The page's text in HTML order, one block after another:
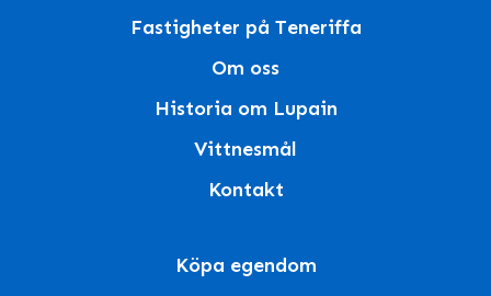
Fastigheter på Teneriffa
Om oss
Historia om Lupain
Vittnesmål
Kontakt
Köpa egendom